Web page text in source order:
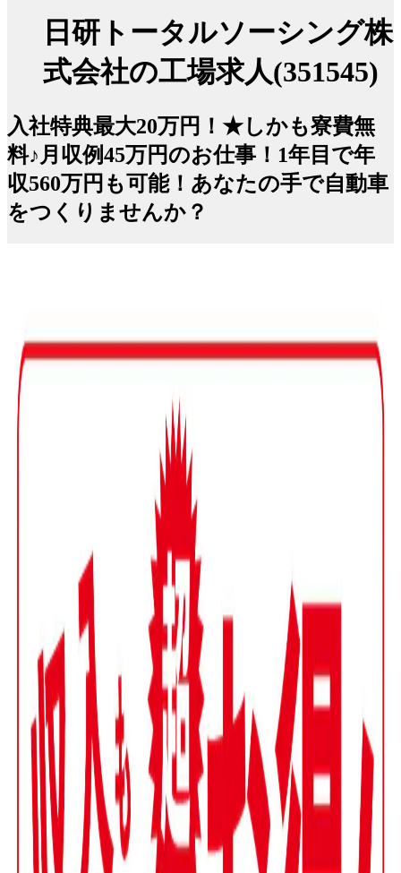
日研トータルソーシング株
式会社の工場求人(351545)
入社特典最大20万円！★しかも寮費無
料♪月収例45万円のお仕事！1年目で年
収560万円も可能！あなたの手で自動車
をつくりませんか？